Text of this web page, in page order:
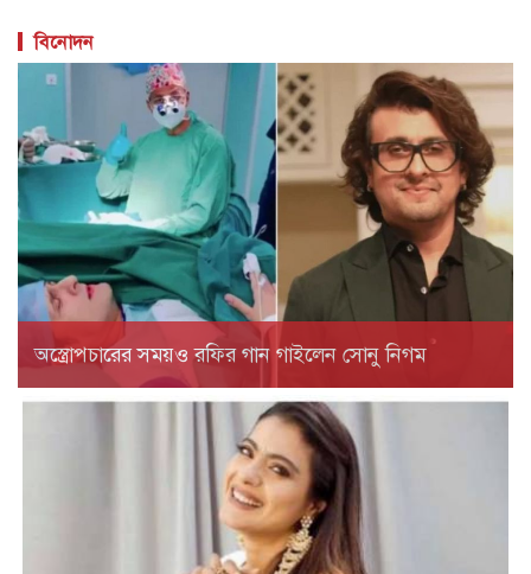
বিনোদন
অস্ত্রোপচারের সময়ও রফির গান গাইলেন সোনু নিগম